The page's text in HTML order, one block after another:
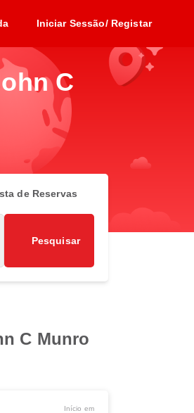
Iniciar Sessão/ Registar
C
de Reservas
Pesquisar
C Munro
Início em